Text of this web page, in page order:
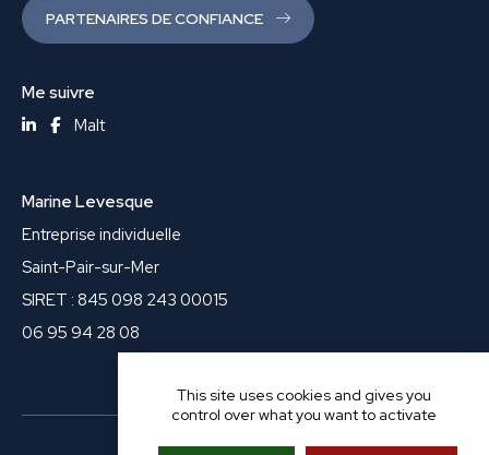
PARTENAIRES DE CONFIANCE
Me suivre
Malt
Marine Levesque
Entreprise individuelle
Saint-Pair-sur-Mer
SIRET : 845 098 243 00015
06 95 94 28 08
This site uses cookies and gives you
control over what you want to activate